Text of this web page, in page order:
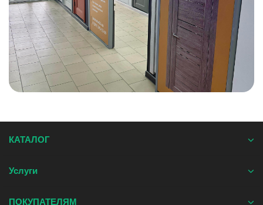
КАТАЛОГ
Услуги
ПОКУПАТЕЛЯМ